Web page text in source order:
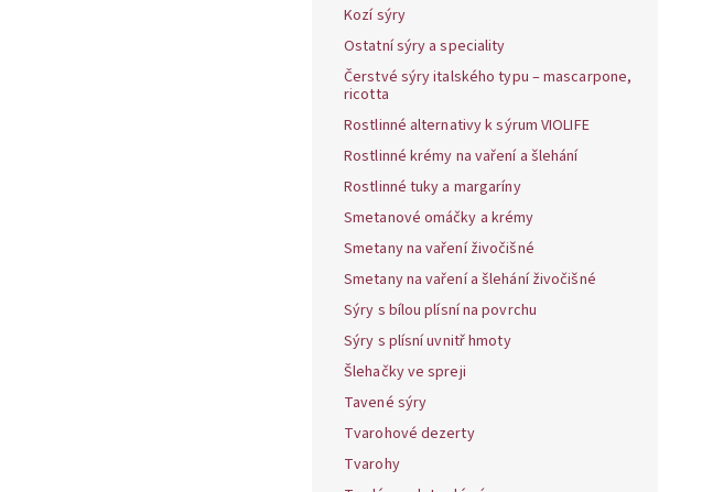
Kozí sýry
Ostatní sýry a speciality
Čerstvé sýry italského typu – mascarpone,
ricotta
Rostlinné alternativy k sýrum VIOLIFE
Rostlinné krémy na vaření a šlehání
Rostlinné tuky a margaríny
Smetanové omáčky a krémy
Smetany na vaření živočišné
Smetany na vaření a šlehání živočišné
Sýry s bílou plísní na povrchu
Sýry s plísní uvnitř hmoty
Šlehačky ve spreji
Tavené sýry
Tvarohové dezerty
Tvarohy